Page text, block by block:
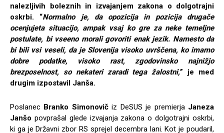
nalezljivih boleznih in izvajanjem zakona o dolgotrajni
oskrbi. “Normalno je, da opozicija in pozicija drugače
ocenjujeta situacijo, ampak vsaj ko gre za neke temeljne
postulate, bi vseeno morali govoriti enak jezik. Namesto da
bi bili vsi veseli, da je Slovenija visoko uvrščena, ko imamo
dobre podatke, visoko rast, zgodovinsko najnižjo
brezposelnost, so nekateri zaradi tega žalostni,” je med
drugim izpostavil Janša.
Poslanec Branko Simonovičiz DeSUS je premierja Janeza
Janšo povprašal glede izvajanja zakona o dolgotrajni oskrbi,
ki ga je Državni zbor RS sprejel decembra lani. Kot je poudaril,